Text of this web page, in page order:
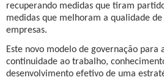
recuperando medidas que tiram
medidas que melhoram a qualidade
empresas.
Este novo modelo de governação para
continuidade ao trabalho,
desenvolvimento efetivo de uma